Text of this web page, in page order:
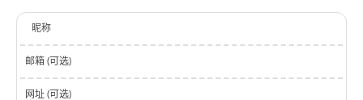
昵称
邮箱 (可选)
网址 (可选)